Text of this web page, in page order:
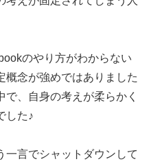
のやり方がわからない
概念が強めではありました
、自身の考えが柔らかく
した♪
一言でシャットダウンして